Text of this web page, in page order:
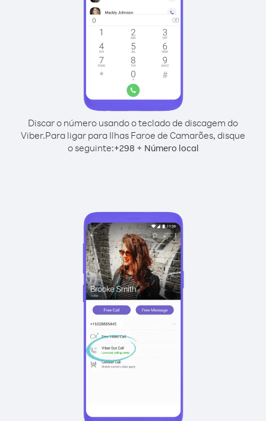
Discar o número usando o teclado de discagem do
Viber.Para ligar para Ilhas Faroe de Camarões, disque
o seguinte:+298 + Número local